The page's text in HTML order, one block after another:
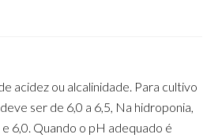
acidez ou alcalinidade. Para cultivo
ser de 6,0 a 6,5, Na hidroponia,
6,0. Quando o pH adequado é